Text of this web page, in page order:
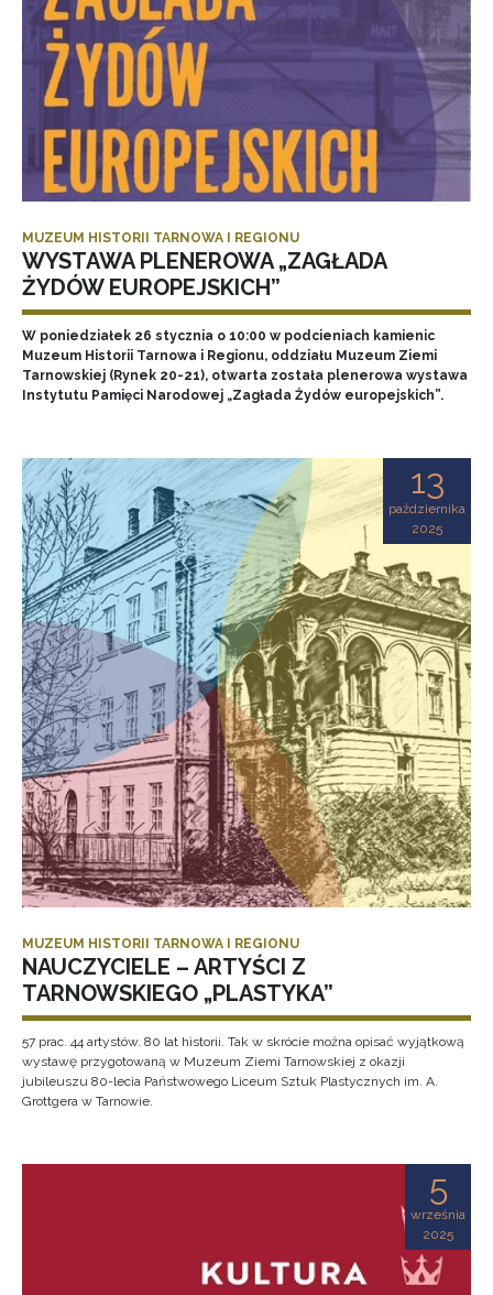
MUZEUM HISTORII TARNOWA I REGIONU
WYSTAWA PLENEROWA „ZAGŁADA
ŻYDÓW EUROPEJSKICH”
W poniedziałek 26 stycznia o 10:00 w podcieniach kamienic
Muzeum Historii Tarnowa i Regionu, oddziału Muzeum Ziemi
Tarnowskiej (Rynek 20-21), otwarta została plenerowa wystawa
Instytutu Pamięci Narodowej „Zagłada Żydów europejskich”.
13
października
2025
MUZEUM HISTORII TARNOWA I REGIONU
NAUCZYCIELE – ARTYŚCI Z
TARNOWSKIEGO „PLASTYKA”
57 prac. 44 artystów. 80 lat historii. Tak w skrócie można opisać wyjątkową
wystawę przygotowaną w Muzeum Ziemi Tarnowskiej z okazji
jubileuszu 80-lecia Państwowego Liceum Sztuk Plastycznych im. A.
Grottgera w Tarnowie.
5
września
2025